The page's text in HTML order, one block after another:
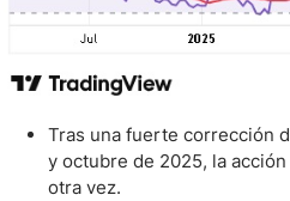
Tras una fuerte corrección
y octubre de 2025, la
otra vez.